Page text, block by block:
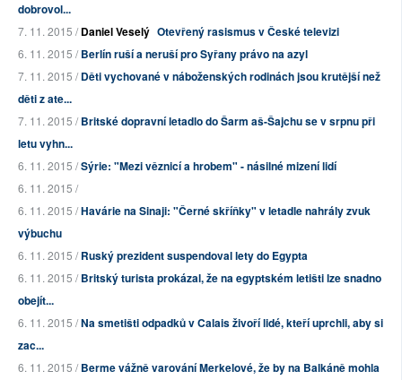
dobrovol...
7. 11. 2015 /Daniel Veselý Otevřený rasismus v České televizi
6. 11. 2015 /Berlín ruší a neruší pro Syřany právo na azyl
7. 11. 2015 /Děti vychované v náboženských rodinách jsou krutější než
děti z ate...
7. 11. 2015 /Britské dopravní letadlo do Šarm aš-Šajchu se v srpnu při
letu vyhn...
6. 11. 2015 /Sýrie: "Mezi věznicí a hrobem" - násilné mizení lidí
6. 11. 2015 /
6. 11. 2015 /Havárie na Sinaji: "Černé skříňky" v letadle nahrály zvuk
výbuchu
6. 11. 2015 /Ruský prezident suspendoval lety do Egypta
6. 11. 2015 /Britský turista prokázal, že na egyptském letišti lze snadno
obejít...
6. 11. 2015 /Na smetišti odpadků v Calais živoří lidé, kteří uprchli, aby si
zac...
6. 11. 2015 /Berme vážně varování Merkelové, že by na Balkáně mohla